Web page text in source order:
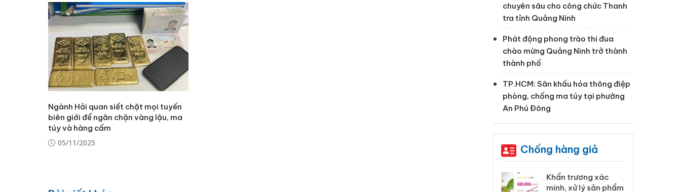
Ngành Hải quan siết chặt mọi tuyến
biên giới để ngăn chặn vàng lậu, ma
túy và hàng cấm
05/11/2025
chuyên sâu cho công chức Thanh
tra tỉnh Quảng Ninh
Phát động phong trào thi đua
chào mừng Quảng Ninh trở thành
thành phố
TP.HCM: Sân khấu hóa thông điệp
phòng, chống ma túy tại phường
An Phú Đông
Chống hàng giả
Khẩn trương xác
minh, xử lý sản phẩm